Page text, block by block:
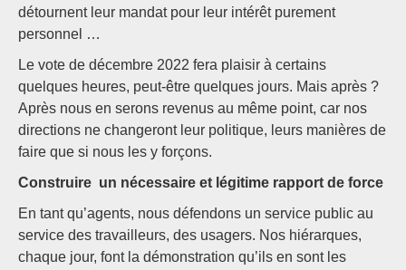
détournent leur mandat pour leur intérêt purement
personnel …
Le vote de décembre 2022 fera plaisir à certains
quelques heures, peut-être quelques jours. Mais après ?
Après nous en serons revenus au même point, car nos
directions ne changeront leur politique, leurs manières de
faire que si nous les y forçons.
Construire un nécessaire et légitime rapport de force
En tant qu’agents, nous défendons un service public au
service des travailleurs, des usagers. Nos hiérarques,
chaque jour, font la démonstration qu’ils en sont les